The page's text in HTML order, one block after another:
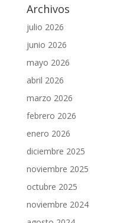
Archivos
julio 2026
junio 2026
mayo 2026
abril 2026
marzo 2026
febrero 2026
enero 2026
diciembre 2025
noviembre 2025
octubre 2025
noviembre 2024